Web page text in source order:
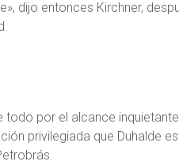
dijo entonces Kirchner,
todo por el alcance
privilegiada que Duhalde